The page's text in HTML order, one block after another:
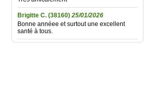
Brigitte C. (38160) 25/01/2026
Bonne annéee et surtout une excellent
santé à tous.